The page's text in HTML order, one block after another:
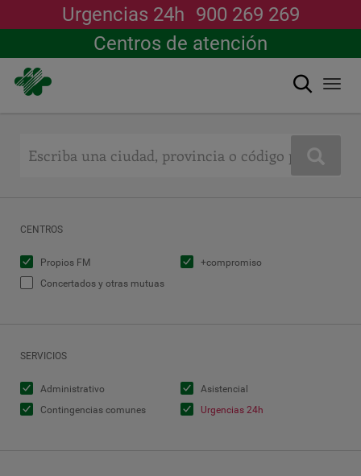
contenido
principal
Urgencias 24h 900 269 269
Centros de atención
Buscar
Buscar
CENTROS
Propios FM
+compromiso
Concertados y otras mutuas
SERVICIOS
Administrativo
Asistencial
Contingencias comunes
Urgencias 24h